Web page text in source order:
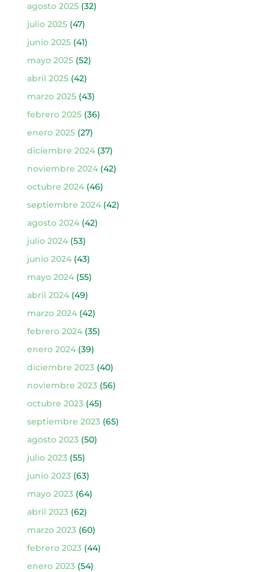
agosto 2025(32)
julio 2025(47)
junio 2025(41)
mayo 2025(52)
abril 2025(42)
marzo 2025(43)
febrero 2025(36)
enero 2025(27)
diciembre 2024(37)
noviembre 2024(42)
octubre 2024(46)
septiembre 2024(42)
agosto 2024(42)
julio 2024(53)
junio 2024(43)
mayo 2024(55)
abril 2024(49)
marzo 2024(42)
febrero 2024(35)
enero 2024(39)
diciembre 2023(40)
noviembre 2023(56)
octubre 2023(45)
septiembre 2023(65)
agosto 2023(50)
julio 2023(55)
junio 2023(63)
mayo 2023(64)
abril 2023(62)
marzo 2023(60)
febrero 2023(44)
enero 2023(54)